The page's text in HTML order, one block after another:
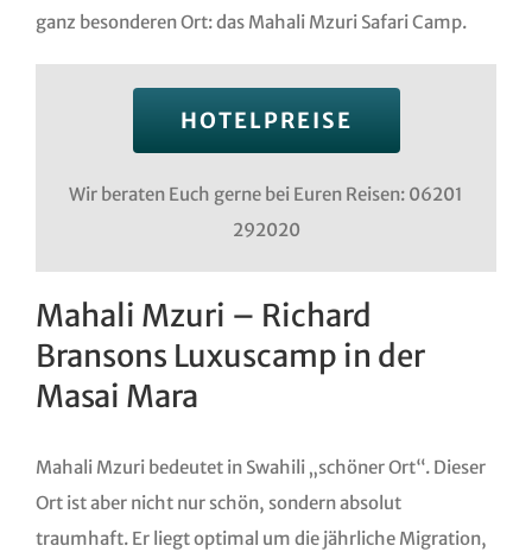
ganz besonderen Ort: das Mahali Mzuri Safari Camp.
HOTELPREISE
Wir beraten Euch gerne bei Euren Reisen: 06201
292020
Mahali Mzuri – Richard
Bransons Luxuscamp in der
Masai Mara
Mahali Mzuri bedeutet in Swahili „schöner Ort“. Dieser
Ort ist aber nicht nur schön, sondern absolut
traumhaft. Er liegt optimal um die jährliche Migration,